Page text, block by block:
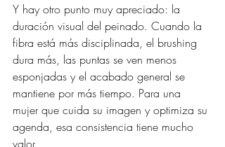
Y hay otro punto muy apreciado: la
duración visual del peinado. Cuando la
fibra está más disciplinada, el brushing
dura más, las puntas se ven menos
esponjadas y el acabado general se
mantiene por más tiempo. Para una
mujer que cuida su imagen y optimiza su
agenda, esa consistencia tiene mucho
valor.